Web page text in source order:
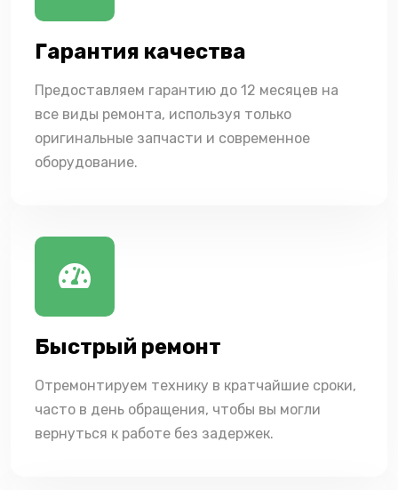
Гарантия качества
Предоставляем гарантию до 12 месяцев на
все виды ремонта, используя только
оригинальные запчасти и современное
оборудование.
Быстрый ремонт
Отремонтируем технику в кратчайшие сроки,
часто в день обращения, чтобы вы могли
вернуться к работе без задержек.